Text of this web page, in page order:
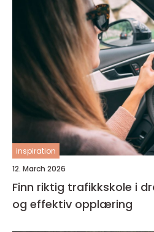
inspiration
12. March 2026
Finn riktig trafikkskole i
og effektiv opplæring